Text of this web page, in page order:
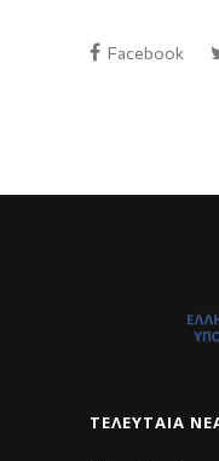
Facebook
ΤΕΛΕΥΤΑΊΑ